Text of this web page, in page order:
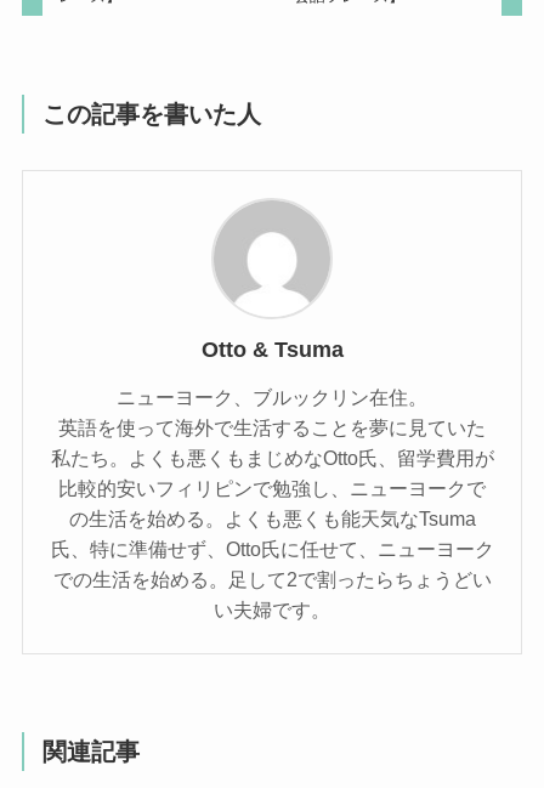
この記事を書いた人
Otto & Tsuma
ニューヨーク、ブルックリン在住。
英語を使って海外で生活することを夢に見ていた
私たち。よくも悪くもまじめなOtto氏、留学費用が
比較的安いフィリピンで勉強し、ニューヨークで
の生活を始める。よくも悪くも能天気なTsuma
氏、特に準備せず、Otto氏に任せて、ニューヨーク
での生活を始める。足して2で割ったらちょうどい
い夫婦です。
関連記事